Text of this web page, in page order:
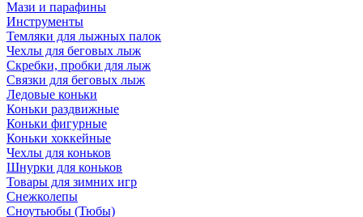
Мази и парафины
Инструменты
Темляки для лыжных палок
Чехлы для беговых лыж
Скребки, пробки для лыж
Связки для беговых лыж
Ледовые коньки
Коньки раздвижные
Коньки фигурные
Коньки хоккейные
Чехлы для коньков
Шнурки для коньков
Товары для зимних игр
Снежколепы
Сноутьюбы (Тюбы)